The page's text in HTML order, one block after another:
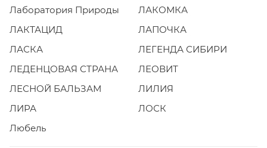
Лаборатория Природы
ЛАКОМКА
ЛАКТАЦИД
ЛАПОЧКА
ЛАСКА
ЛЕГЕНДА СИБИРИ
ЛЕДЕНЦОВАЯ СТРАНА
ЛЕОВИТ
ЛЕСНОЙ БАЛЬЗАМ
ЛИЛИЯ
ЛИРА
ЛОСК
Любель